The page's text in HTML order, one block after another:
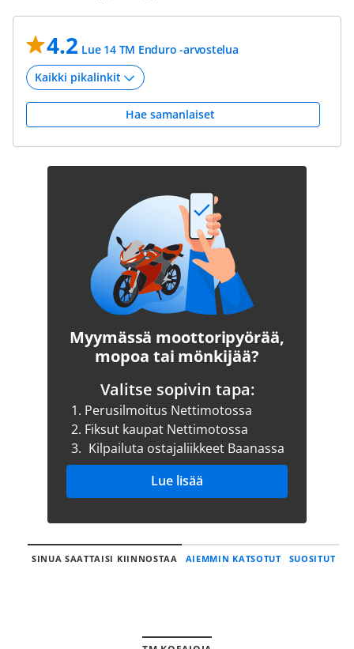
4.2 Lue 14 TM Enduro -arvostelua
Hae samanlaiset
Myymässä moottoripyörää,
mopoa tai mönkijää?
Valitse sopivin tapa:
1. Perusilmoitus Nettimotossa
2. Fiksut kaupat Nettimotossa
3. Kilpailuta ostajaliikkeet Baanassa
Lue lisää
SINUA SAATTAISI KIINNOSTAA AIEMMIN KATSOTUT SUOSITUT